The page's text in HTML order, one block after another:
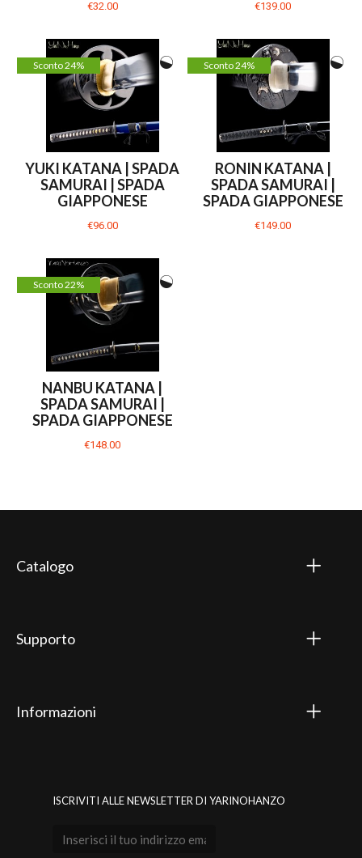
€32.00 €139.00
Sconto 24%
YUKI KATANA | SPADA
SAMURAI | SPADA
GIAPPONESE
€96.00
Sconto 24%
RONIN KATANA |
SPADA SAMURAI |
SPADA GIAPPONESE
€149.00
Sconto 22%
NANBU KATANA |
SPADA SAMURAI |
SPADA GIAPPONESE
€148.00
Catalogo
Supporto
Informazioni
ISCRIVITI ALLE NEWSLETTER DI YARINOHANZO